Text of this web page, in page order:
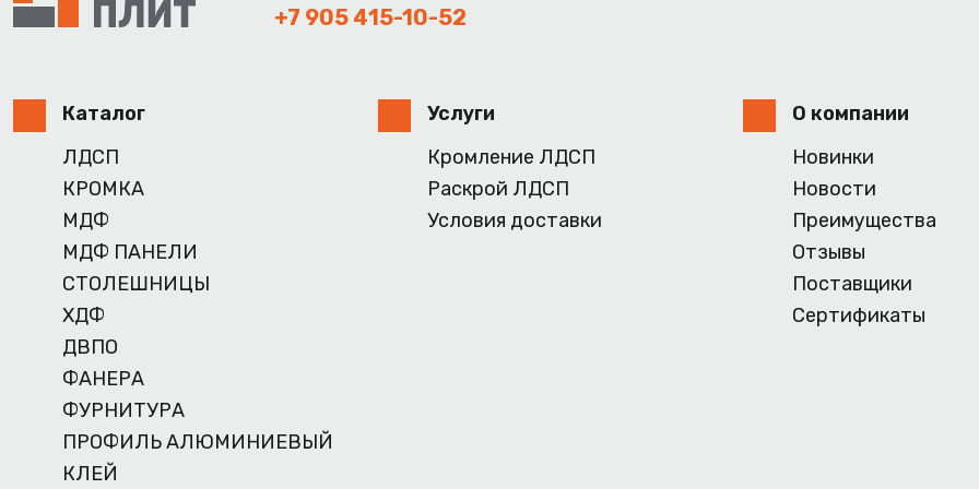
+7 905 415-10-52
Каталог
ЛДСП
КРОМКА
МДФ
МДФ ПАНЕЛИ
СТОЛЕШНИЦЫ
ХДФ
ДВПО
ФАНЕРА
ФУРНИТУРА
ПРОФИЛЬ АЛЮМИНИЕВЫЙ
КЛЕЙ
Услуги
Кромление ЛДСП
Раскрой ЛДСП
Условия доставки
О компании
Новинки
Новости
Преимущества
Отзывы
Поставщики
Сертификаты